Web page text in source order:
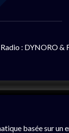
: DYNORO
basée sur un